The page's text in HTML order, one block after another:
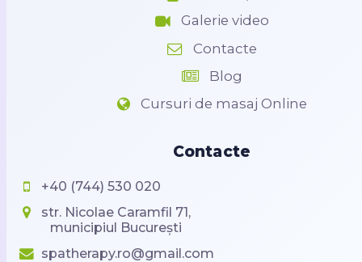
Galerie video
Contacte
Blog
Cursuri de masaj Online
Contacte
+40 (744) 530 020
str. Nicolae Caramfil 71,
municipiul București
spatherapy.ro@gmail.com